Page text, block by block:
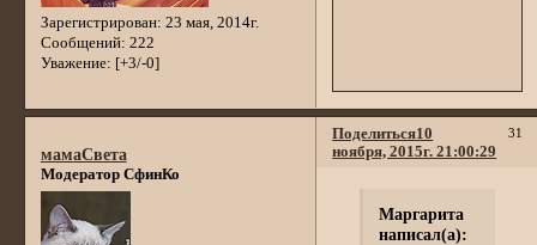
Зарегистрирован: 23 мая, 2014г.
Сообщений: 222
Уважение: [+3/-0]
Поделиться 31
10
ноября, 2015г. 21:00:29
мамаСвета
Модератор СфинКо
Маргарита
написал(а):